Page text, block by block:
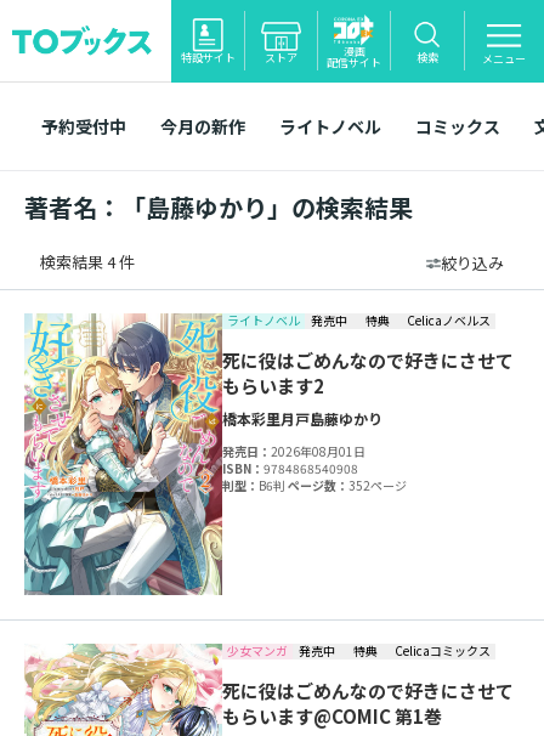
特設サイト ストア 漫画
配信サイト 検索 メニュー
予約受付中 今月の新作 ライトノベル コミックス
著者名：「島藤ゆかり」の検索結果
検索結果 4 件 絞り込み
ライトノベル 発売中 特典 Celicaノベルス
死に役はごめんなので好きにさせて
もらいます2
橋本彩里月戸島藤ゆかり
発売日：2026年08月01日
ISBN：9784868540908
判型： B6判ページ数：352ページ
少女マンガ 発売中 特典 Celicaコミックス
死に役はごめんなので好きにさせて
もらいます@COMIC 第1巻